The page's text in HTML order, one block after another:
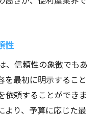
性
、信頼性の象徴でもあ
を最初に明示すること
依頼することができま
より、予算に応じた最